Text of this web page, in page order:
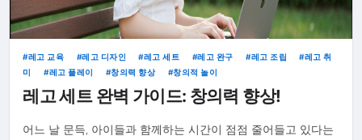
레고 교육 레고 디자인 레고 세트 레고 완구 레고 조립
레고 취
미
레고 플레이 창의력 향상 창의적 놀이
레고 세트 완벽 가이드: 창의력 향상!
어느 날 문득, 아이들과 함께하는 시간이 점점 줄어들고 있다는